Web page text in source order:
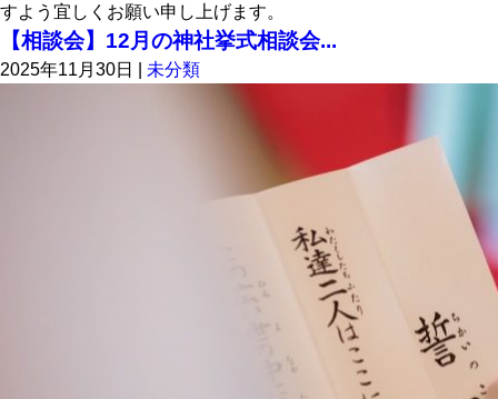
すよう宜しくお願い申し上げます。
【相談会】12月の神社挙式相談会...
2025年11月30日 未分類